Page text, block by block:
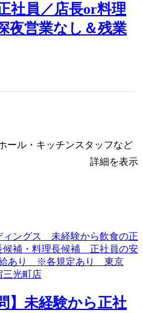
社員／店長or料理
夜営業なし＆残業
ール・キッチンスタッフなど
詳細を表示
】未経験から正社